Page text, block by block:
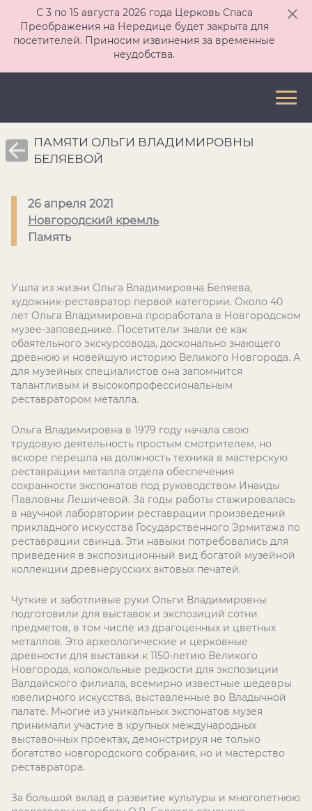
С 3 по 15 августа 2026 года Церковь Спаса
Преображения на Нередице будет закрыта для
посетителей. Приносим извинения за временные
неудобства.
ПАМЯТИ ОЛЬГИ ВЛАДИМИРОВНЫ
БЕЛЯЕВОЙ
26 апреля 2021
Новгородский кремль
Память
Ушла из жизни Ольга Владимировна Беляева,
художник-реставратор первой категории. Около 40
лет Ольга Владимировна проработала в Новгородском
музее-заповеднике. Посетители знали ее как
обаятельного экскурсовода, досконально знающего
древнюю и новейшую историю Великого Новгорода. А
для музейных специалистов она запомнится
талантливым и высокопрофессиональным
реставратором металла.
Ольга Владимировна в 1979 году начала свою
трудовую деятельность простым смотрителем, но
вскоре перешла на должность техника в мастерскую
реставрации металла отдела обеспечения
сохранности экспонатов под руководством Инаиды
Павловны Лешичевой. За годы работы стажировалась
в научной лаборатории реставрации произведений
прикладного искусства Государственного Эрмитажа по
реставрации свинца. Эти навыки потребовались для
приведения в экспозиционный вид богатой музейной
коллекции древнерусских актовых печатей.
Чуткие и заботливые руки Ольги Владимировны
подготовили для выставок и экспозиций сотни
предметов, в том числе из драгоценных и цветных
металлов. Это археологические и церковные
древности для выставки к 1150-летию Великого
Новгорода, колокольные редкости для экспозиции
Валдайского филиала, всемирно известные шедевры
ювелирного искусства, выставленные во Владычной
палате. Многие из уникальных экспонатов музея
принимали участие в крупных международных
выставочных проектах, демонстрируя не только
богатство новгородского собрания, но и мастерство
реставратора.
За большой вклад в развитие культуры и многолетнюю